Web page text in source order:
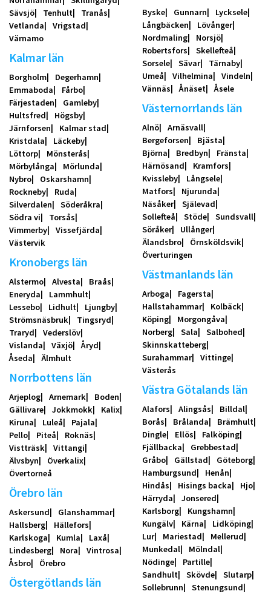
Sävsjö
Tenhult
Tranås
Vetlanda
Vrigstad
Värnamo
Kalmar län
Borgholm
Degerhamn
Emmaboda
Fårbo
Färjestaden
Gamleby
Hultsfred
Högsby
Järnforsen
Kalmar stad
Kristdala
Läckeby
Löttorp
Mönsterås
Mörbylånga
Mörlunda
Nybro
Oskarshamn
Rockneby
Ruda
Silverdalen
Söderåkra
Södra vi
Torsås
Vimmerby
Vissefjärda
Västervik
Kronobergs län
Alstermo Alvesta
Braås
Eneryda
Lammhult
Lessebo
Lidhult
Ljungby
Strömsnäsbruk
Tingsryd
Traryd
Vederslöv
Vislanda
Växjö
Åryd
Åseda
Älmhult
Norrbottens län
Arjeplog Arnemark
Boden
Gällivare
Jokkmokk
Kalix
Kiruna
Luleå
Pajala
Pello
Piteå
Roknäs
Vistträsk
Vittangi
Älvsbyn
Överkalix
Övertorneå
Örebro län
Askersund
Glanshammar
Hallsberg
Hällefors
Karlskoga
Kumla
Laxå
Lindesberg
Nora
Vintrosa
Åsbro
Örebro
Östergötlands län
Byske Gunnarn
Lycksele
Långbäcken
Lövånger
Nordmaling
Norsjö
Robertsfors
Skellefteå
Sorsele
Sävar
Tärnaby
Umeå
Vilhelmina
Vindeln
Vännäs
Ånäset Åsele
Västernorrlands län
Alnö
Arnäsvall
Bergeforsen
Bjästa
Björna
Bredbyn
Fränsta
Härnösand
Kramfors
Kvissleby
Långsele
Matfors
Njurunda
Näsåker
Själevad
Sollefteå
Stöde
Sundsvall
Söråker
Ullånger
Älandsbro
Örnsköldsvik
Överturingen
Västmanlands län
Arboga
Fagersta
Hallstahammar
Kolbäck
Köping
Morgongåva
Norberg
Sala
Salbohed
Skinnskatteberg
Surahammar
Vittinge
Västerås
Västra Götalands län
Alafors Alingsås
Billdal
Borås
Brålanda
Brämhult
Dingle
Ellös
Falköping
Fjällbacka
Grebbestad
Gråbo
Gällstad
Göteborg
Hamburgsund
Henån
Hindås
Hisings backa
Hjo
Härryda
Jonsered
Karlsborg
Kungshamn
Kungälv
Kärna
Lidköping
Lur
Mariestad
Mellerud
Munkedal
Mölndal
Nödinge
Partille
Sandhult
Skövde
Slutarp
Sollebrunn
Stenungsund